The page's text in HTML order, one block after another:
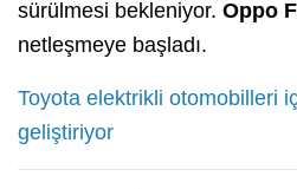
sürülmesi bekleniyor. Oppo
netleşmeye başladı.
Toyota elektrikli otomobilleri
geliştiriyor